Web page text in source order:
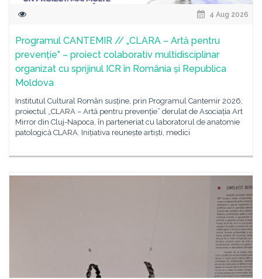
4 Aug 2026
Programul CANTEMIR // „CLARA – Artă pentru
prevenție” – proiect colaborativ multidisciplinar
organizat cu sprijinul ICR în România și Republica
Moldova
Institutul Cultural Român susține, prin Programul Cantemir 2026,
proiectul „CLARA – Artă pentru prevenție” derulat de Asociația Art
Mirror din Cluj-Napoca, în parteneriat cu laboratorul de anatomie
patologică CLARA. Inițiativa reunește artiști, medici